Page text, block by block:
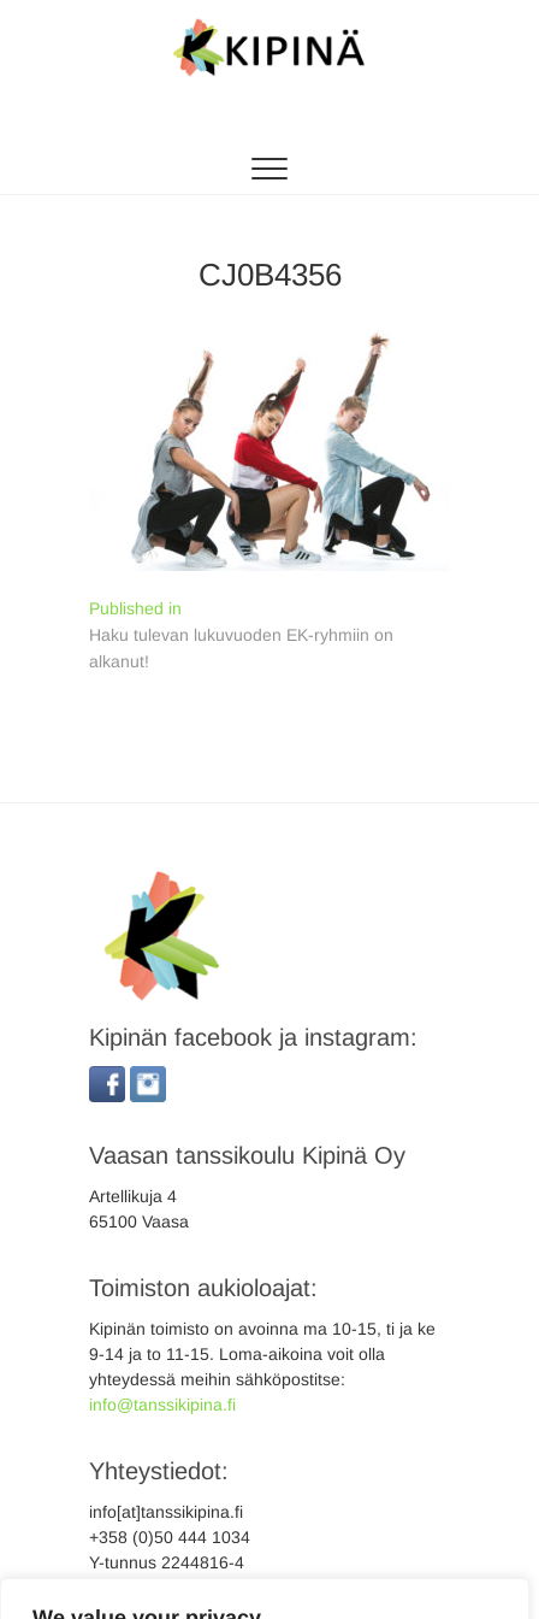
CJ0B4356
Artikkelien
selaus
Published in
Haku tulevan lukuvuoden EK-ryhmiin on
alkanut!
Kipinän facebook ja instagram:
Vaasan tanssikoulu Kipinä Oy
Artellikuja 4
65100 Vaasa
Toimiston aukioloajat:
Kipinän toimisto on avoinna ma 10-15, ti ja ke
9-14 ja to 11-15. Loma-aikoina voit olla
yhteydessä meihin sähköpostitse:
info@tanssikipina.fi
Yhteystiedot:
info[at]tanssikipina.fi
+358 (0)50 444 1034
Y-tunnus 2244816-4